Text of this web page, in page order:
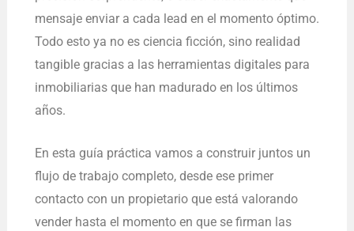
mensaje enviar a cada lead en el momento óptimo.
Todo esto ya no es ciencia ficción, sino realidad
tangible gracias a las herramientas digitales para
inmobiliarias que han madurado en los últimos
años.
En esta guía práctica vamos a construir juntos un
flujo de trabajo completo, desde ese primer
contacto con un propietario que está valorando
vender hasta el momento en que se firman las